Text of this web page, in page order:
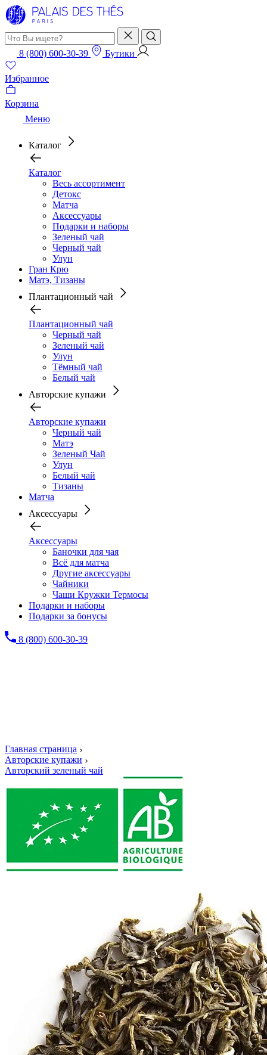
8 (800) 600-30-39 Бутики
Избранное
Корзина
Меню
Каталог
Каталог
Весь ассортимент
Детокс
Матча
Аксессуары
Подарки и наборы
Зеленый чай
Черный чай
Улун
Гран Крю
Матэ, Тизаны
Плантационный чай
Плантационный чай
Черный чай
Зеленый чай
Улун
Тёмный чай
Белый чай
Авторские купажи
Авторские купажи
Черный чай
Матэ
Зеленый Чай
Улун
Белый чай
Тизаны
Матча
Аксессуары
Аксессуары
Баночки для чая
Всё для матча
Другие аксессуары
Чайники
Чаши Кружки Термосы
Подарки и наборы
Подарки за бонусы
8 (800) 600-30-39
Главная страница
Авторские купажи
Авторский зеленый чай